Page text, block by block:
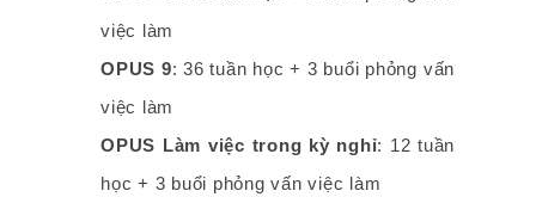
việc làm
OPUS 9: 36 tuần học + 3 buổi phỏng vấn
việc làm
OPUS Làm việc trong kỳ nghỉ: 12 tuần
học + 3 buổi phỏng vấn việc làm